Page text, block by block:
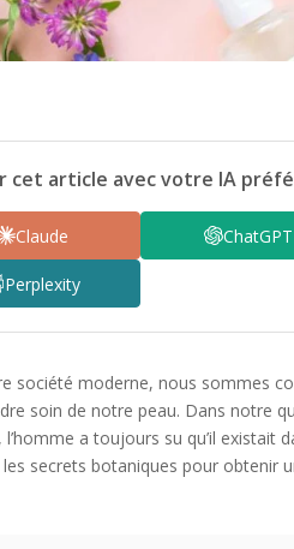
cet article avec votre IA
Claude ChatGPT
Perplexity
société moderne, nous sommes
soin de notre peau. Dans notre
l’homme a toujours su qu’il
secrets botaniques pour obtenir